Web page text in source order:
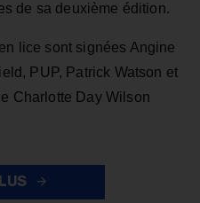
de sa deuxième édition.
lice sont signées Angine
PUP, Patrick Watson et
Charlotte Day Wilson